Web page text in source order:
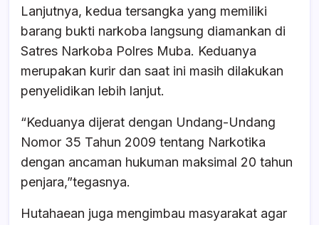
Lanjutnya, kedua tersangka yang memiliki
barang bukti narkoba langsung diamankan di
Satres Narkoba Polres Muba. Keduanya
merupakan kurir dan saat ini masih dilakukan
penyelidikan lebih lanjut.
“Keduanya dijerat dengan Undang-Undang
Nomor 35 Tahun 2009 tentang Narkotika
dengan ancaman hukuman maksimal 20 tahun
penjara,”tegasnya.
Hutahaean juga mengimbau masyarakat agar